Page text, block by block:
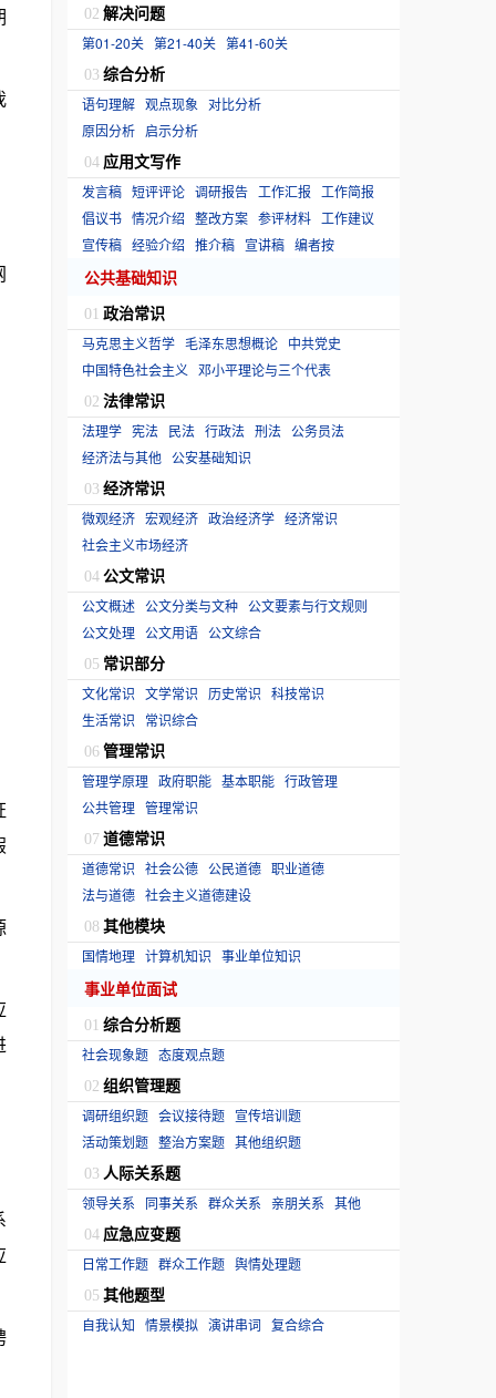
02 解决问题
第01-20关 第21-40关 第41-60关
03 综合分析
语句理解 观点现象 对比分析
原因分析 启示分析
04 应用文写作
发言稿 短评评论 调研报告 工作汇报
工作简报
倡议书 情况介绍 整改方案 参评材料 工作建议
宣传稿 经验介绍 推介稿 宣讲稿 编者按
公共基础知识
01 政治常识
马克思主义哲学 毛泽东思想概论 中共党史
中国特色社会主义 邓小平理论与三个代表
02 法律常识
法理学 宪法 民法 行政法 刑法 公务员法
经济法与其他 公安基础知识
03 经济常识
微观经济 宏观经济 政治经济学 经济常识
社会主义市场经济
04 公文常识
公文概述 公文分类与文种 公文要素与行文规则
公文处理 公文用语 公文综合
05 常识部分
文化常识 文学常识 历史常识 科技常识
生活常识
常识综合
06 管理常识
管理学原理 政府职能 基本职能 行政管理
公共管理 管理常识
07 道德常识
道德常识 社会公德 公民道德 职业道德
法与道德 社会主义道德建设
08 其他模块
国情地理 计算机知识 事业单位知识
事业单位面试
01 综合分析题
社会现象题 态度观点题
02 组织管理题
调研组织题 会议接待题 宣传培训题
活动策划题 整治方案题 其他组织题
03 人际关系题
领导关系 同事关系 群众关系 亲朋关系 其他
04 应急应变题
日常工作题 群众工作题 舆情处理题
05 其他题型
自我认知 情景模拟 演讲串词 复合综合